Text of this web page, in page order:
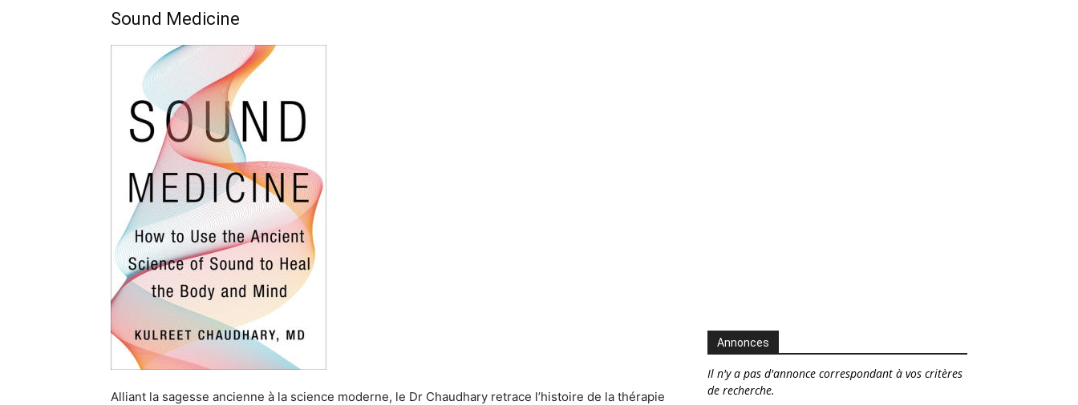
Sound Medicine
Alliant la sagesse ancienne à la science moderne, le Dr Chaudhary retrace l’histoire de la thérapie
Annonces
Il n'y a pas d'annonce correspondant à vos critères
de recherche.